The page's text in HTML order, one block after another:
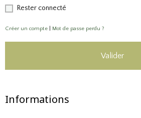
Rester connecté
Créer un compte Mot de passe perdu ?
Valider
Informations